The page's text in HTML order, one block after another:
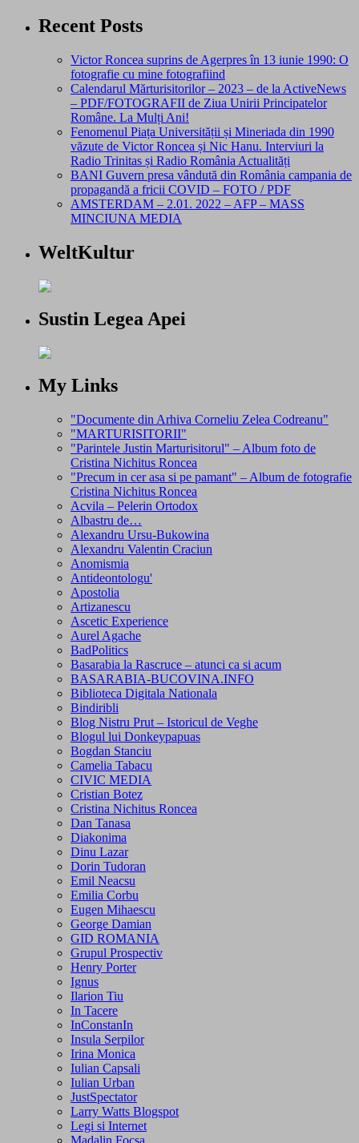
Recent Posts
Victor Roncea suprins de Agerpres în 13 iunie 1990: O
fotografie cu mine fotografiind
Calendarul Mărturisitorilor – 2023 – de la ActiveNews
– PDF/FOTOGRAFII de Ziua Unirii Principatelor
Române. La Mulți Ani!
Fenomenul Piața Universității și Mineriada din 1990
văzute de Victor Roncea și Nic Hanu. Interviuri la
Radio Trinitas și Radio România Actualități
BANI Guvern presa vândută din România campania de
propagandă a fricii COVID – FOTO / PDF
AMSTERDAM – 2.01. 2022 – AFP – MASS
MINCIUNA MEDIA
WeltKultur
Sustin Legea Apei
My Links
"Documente din Arhiva Corneliu Zelea Codreanu"
"MARTURISITORII"
"Parintele Justin Marturisitorul" – Album foto de
Cristina Nichitus Roncea
"Precum in cer asa si pe pamant" – Album de fotografie
Cristina Nichitus Roncea
Acvila – Pelerin Ortodox
Albastru de…
Alexandru Ursu-Bukowina
Alexandru Valentin Craciun
Anomismia
Antideontologu'
Apostolia
Artizanescu
Ascetic Experience
Aurel Agache
BadPolitics
Basarabia la Rascruce – atunci ca si acum
BASARABIA-BUCOVINA.INFO
Biblioteca Digitala Nationala
Bindiribli
Blog Nistru Prut – Istoricul de Veghe
Blogul lui Donkeypapuas
Bogdan Stanciu
Camelia Tabacu
CIVIC MEDIA
Cristian Botez
Cristina Nichitus Roncea
Dan Tanasa
Diakonima
Dinu Lazar
Dorin Tudoran
Emil Neacsu
Emilia Corbu
Eugen Mihaescu
George Damian
GID ROMANIA
Grupul Prospectiv
Henry Porter
Ignus
Ilarion Tiu
In Tacere
InConstanIn
Insula Serpilor
Irina Monica
Iulian Capsali
Iulian Urban
JustSpectator
Larry Watts Blogspot
Legi si Internet
Madalin Focsa